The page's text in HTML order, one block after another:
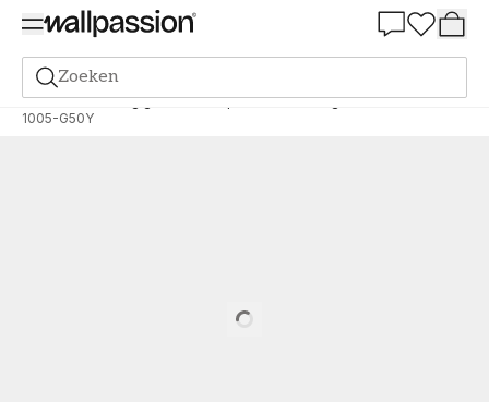
Zoeken
Verf Bestelling gebaseerd op NCS Bestelling door NCS
1005-G50Y